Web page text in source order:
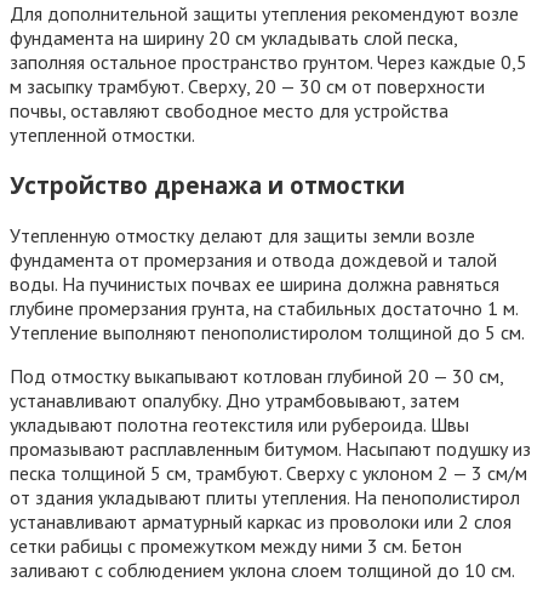
Для дополнительной защиты утепления рекомендуют возле
фундамента на ширину 20 см укладывать слой песка,
заполняя остальное пространство грунтом. Через каждые 0,5
м засыпку трамбуют. Сверху, 20 — 30 см от поверхности
почвы, оставляют свободное место для устройства
утепленной отмостки.
Устройство дренажа и отмостки
Утепленную отмостку делают для защиты земли возле
фундамента от промерзания и отвода дождевой и талой
воды. На пучинистых почвах ее ширина должна равняться
глубине промерзания грунта, на стабильных достаточно 1 м.
Утепление выполняют пенополистиролом толщиной до 5 см.
Под отмостку выкапывают котлован глубиной 20 — 30 см,
устанавливают опалубку. Дно утрамбовывают, затем
укладывают полотна геотекстиля или рубероида. Швы
промазывают расплавленным битумом. Насыпают подушку из
песка толщиной 5 см, трамбуют. Сверху с уклоном 2 — 3 см/м
от здания укладывают плиты утепления. На пенополистирол
устанавливают арматурный каркас из проволоки или 2 слоя
сетки рабицы с промежутком между ними 3 см. Бетон
заливают с соблюдением уклона слоем толщиной до 10 см.